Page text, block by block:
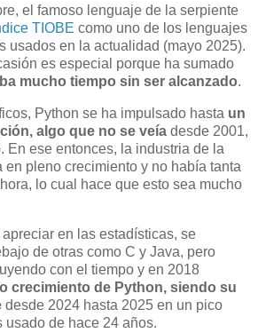
el famoso lenguaje de la serpiente
TIOBE como uno de los lenguajes
usados en la actualidad (mayo 2025).
es especial porque ha sumado
mucho tiempo sin ser alcanzado.
Python se ha impulsado hasta un
algo que no se veía desde 2001,
En ese entonces, la industria de la
en pleno crecimiento y no había tanta
lo cual hace que esto sea mucho
en las estadísticas, se
de otras como C y Java, pero
con el tiempo y en 2018
crecimiento de Python, siendo su
desde 2024 hasta 2025 en un pico
de hace 24 años.